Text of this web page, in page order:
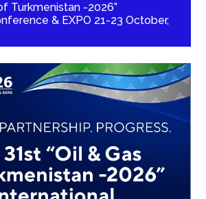
Turkmenistan -2026”
& EXPO 21-23 October,